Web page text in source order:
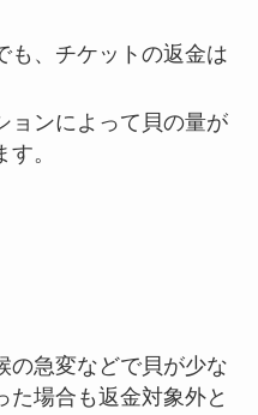
も、チケットの返金は
ョンによって貝の量が
。
の急変などで貝が少な
た場合も返金対象外と